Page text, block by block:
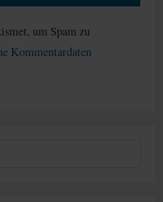
um Spam zu
Kommentardaten